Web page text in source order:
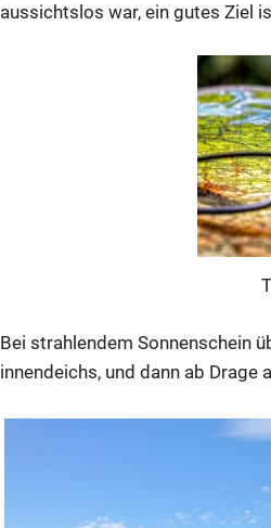
aussichtslos war, ein gutes Ziel
Bei strahlendem Sonnenschein
innendeichs, und dann ab Drage